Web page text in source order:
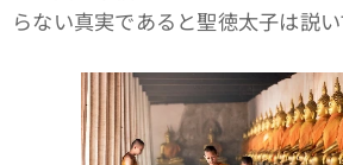
らない真実であると聖徳太子は説い